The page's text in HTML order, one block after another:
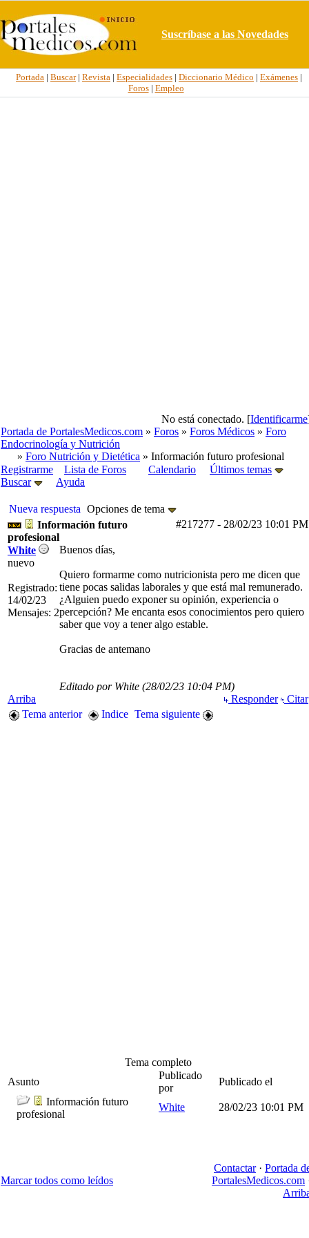
Suscríbase a las Novedades
Portada | Buscar| Revista | Especialidades | Diccionario Médico | Exámenes |
Foros| Empleo
No está conectado. [Identificarme
Portada de PortalesMedicos.com » Foros » Foros Médicos » Foro
Endocrinología y Nutrición
» Foro Nutrición y Dietética » Información futuro profesional
Registrarme
Lista de Foros Calendario
Últimos temas
Buscar
Ayuda
Nueva respuesta Opciones de tema
#217277 - 28/02/23 10:01 PM
Información futuro
profesional
White
nuevo
Registrado:
14/02/23
Mensajes: 2
Buenos días,
Quiero formarme como nutricionista pero me dicen que
tiene pocas salidas laborales y que está mal remunerado.
¿Alguien puedo exponer su opinión, experiencia o
percepción? Me encanta esos conocimientos pero quiero
saber que voy a tener algo estable.
Gracias de antemano
Editado por White (28/02/23 10:04 PM)
Arriba
Responder
Citar
Tema anterior
Indice Tema siguiente
Tema completo
Asunto
Publicado
por
Publicado el
Información futuro
profesional
White 28/02/23 10:01 PM
Marcar todos como leídos
Contactar· Portada
PortalesMedicos.com